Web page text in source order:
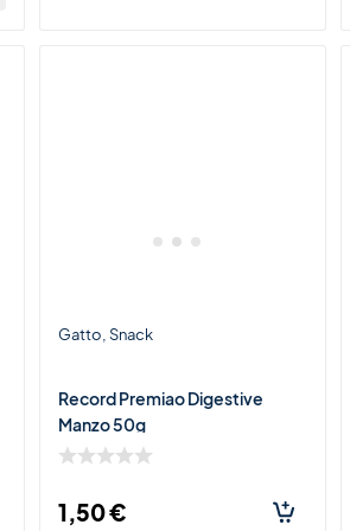
Gatto Snack
Record Premiao Digestive
Manzo 50g
1,50€